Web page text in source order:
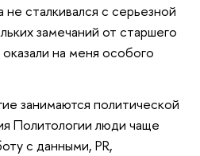
сталкивался с серьезной
замечаний от старшего
на меня особого
занимаются политической
Политологии люди чаще
с данными, PR,